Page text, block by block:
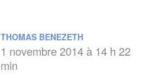
THOMAS BENEZETH
1 novembre 2014 à 14 h 22
min